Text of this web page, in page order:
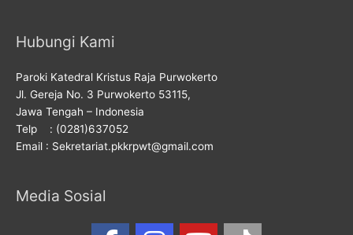
Hubungi Kami
Paroki Katedral Kristus Raja Purwokerto
Jl. Gereja No. 3 Purwokerto 53115,
Jawa Tengah – Indonesia
Telp : (0281)637052
Email : Sekretariat.pkkrpwt@gmail.com
Media Sosial